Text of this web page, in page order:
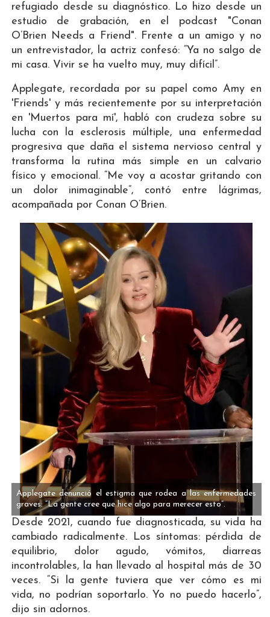
refugiado desde su diagnóstico. Lo hizo desde un
estudio de grabación, en el podcast "Conan
O’Brien Needs a Friend". Frente a un amigo y no
un entrevistador, la actriz confesó: “Ya no salgo de
mi casa. Vivir se ha vuelto muy, muy difícil”.
Applegate, recordada por su papel como Amy en
'Friends' y más recientemente por su interpretación
en 'Muertos para mí', habló con crudeza sobre su
lucha con la esclerosis múltiple, una enfermedad
progresiva que daña el sistema nervioso central y
transforma la rutina más simple en un calvario
físico y emocional. “Me voy a acostar gritando con
un dolor inimaginable”, contó entre lágrimas,
acompañada por Conan O’Brien.
Applegate denunció el estigma que rodea a las enfermedades
graves: “La gente cree que hice algo para merecer esto”.
Desde 2021, cuando fue diagnosticada, su vida ha
cambiado radicalmente. Los síntomas: pérdida de
equilibrio, dolor agudo, vómitos, diarreas
incontrolables, la han llevado al hospital más de 30
veces. “Si la gente tuviera que ver cómo es mi
vida, no podrían soportarlo. Yo no puedo hacerlo”,
dijo sin adornos.